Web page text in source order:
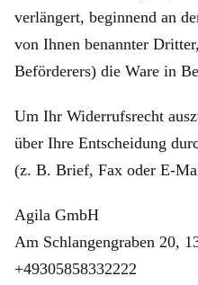
verlängert, beginnend an
von Ihnen benannter
Beförderers) die Ware in
Um Ihr Widerrufsrecht
über Ihre Entscheidung
(z. B. Brief, Fax oder
Agila GmbH
Am Schlangengraben 20,
+49305858332222